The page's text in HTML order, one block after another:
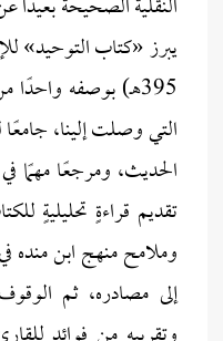
يبرز «كتاب التوحيد»
395هـ) بوصفه واحدًا
التي وصلت إلينا،
الحديث، ومرجعًا مهمًا
تقديم قراءةٍ تحليليةٍ
وملامح منهج ابن منده
إلى مصادره، ثم